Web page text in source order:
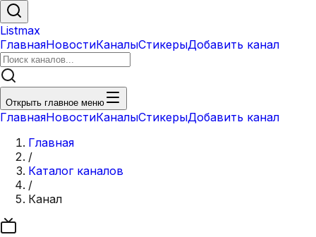
Listmax
ГлавнаяНовостиКаналыСтикерыДобавить канал
Открыть главное меню
ГлавнаяНовостиКаналыСтикерыДобавить канал
Главная
/
Каталог каналов
/
Канал